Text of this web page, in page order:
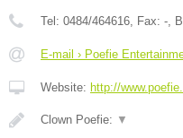
Tel: 0484/464616, Fax: -,
E-mail › Poefie
Website: http://
Clown Poefie: ▼